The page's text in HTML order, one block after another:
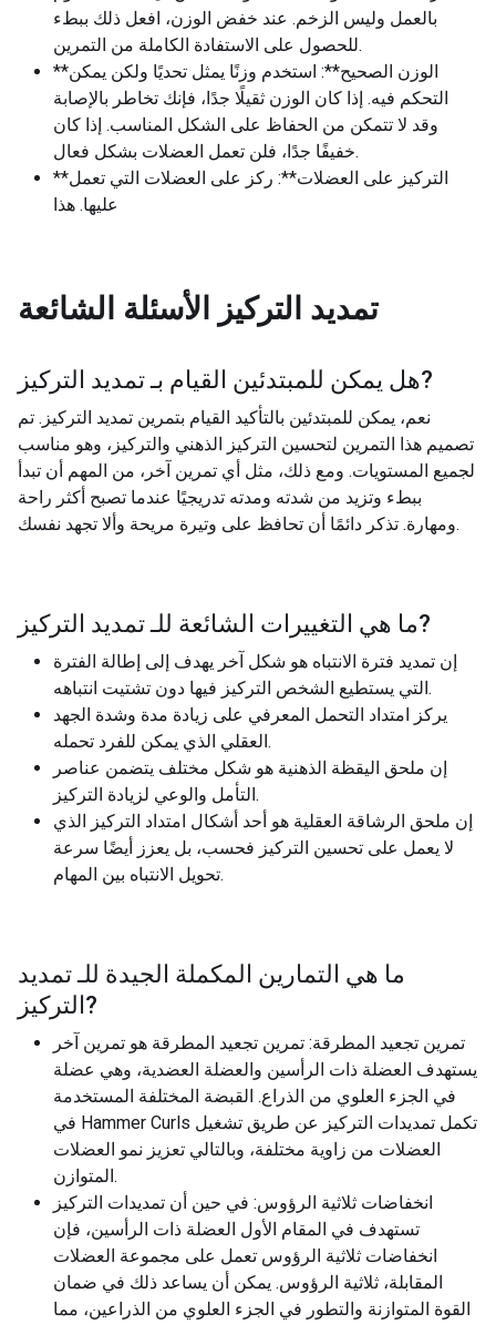
بالعمل وليس الزخم. عند خفض الوزن، افعل ذلك ببطء
للحصول على الاستفادة الكاملة من التمرين.
**الوزن الصحيح**: استخدم وزنًا يمثل تحديًا ولكن يمكن
التحكم فيه. إذا كان الوزن ثقيلًا جدًا، فإنك تخاطر بالإصابة
وقد لا تتمكن من الحفاظ على الشكل المناسب. إذا كان
خفيفًا جدًا، فلن تعمل العضلات بشكل فعال.
**التركيز على العضلات**: ركز على العضلات التي تعمل
عليها. هذا
تمديد التركيز الأسئلة الشائعة
هل يمكن للمبتدئين القيام بـ تمديد التركيز ?
نعم، يمكن للمبتدئين بالتأكيد القيام بتمرين تمديد التركيز. تم
تصميم هذا التمرين لتحسين التركيز الذهني والتركيز، وهو مناسب
لجميع المستويات. ومع ذلك، مثل أي تمرين آخر، من المهم أن تبدأ
ببطء وتزيد من شدته ومدته تدريجيًا عندما تصبح أكثر راحة
ومهارة. تذكر دائمًا أن تحافظ على وتيرة مريحة وألا تجهد نفسك.
ما هي التغييرات الشائعة للـ تمديد التركيز ?
إن تمديد فترة الانتباه هو شكل آخر يهدف إلى إطالة الفترة
التي يستطيع الشخص التركيز فيها دون تشتيت انتباهه.
يركز امتداد التحمل المعرفي على زيادة مدة وشدة الجهد
العقلي الذي يمكن للفرد تحمله.
إن ملحق اليقظة الذهنية هو شكل مختلف يتضمن عناصر
التأمل والوعي لزيادة التركيز.
إن ملحق الرشاقة العقلية هو أحد أشكال امتداد التركيز الذي
لا يعمل على تحسين التركيز فحسب، بل يعزز أيضًا سرعة
تحويل الانتباه بين المهام.
ما هي التمارين المكملة الجيدة للـ تمديد
التركيز?
تمرين تجعيد المطرقة: تمرين تجعيد المطرقة هو تمرين آخر
يستهدف العضلة ذات الرأسين والعضلة العضدية، وهي عضلة
في الجزء العلوي من الذراع. القبضة المختلفة المستخدمة
في Hammer Curls تكمل تمديدات التركيز عن طريق تشغيل
العضلات من زاوية مختلفة، وبالتالي تعزيز نمو العضلات
المتوازن.
انخفاضات ثلاثية الرؤوس: في حين أن تمديدات التركيز
تستهدف في المقام الأول العضلة ذات الرأسين، فإن
انخفاضات ثلاثية الرؤوس تعمل على مجموعة العضلات
المقابلة، ثلاثية الرؤوس. يمكن أن يساعد ذلك في ضمان
القوة المتوازنة والتطور في الجزء العلوي من الذراعين، مما